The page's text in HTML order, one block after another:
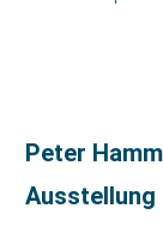
Peter
Ausstellung